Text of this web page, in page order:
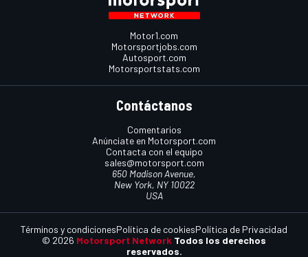
Motor1.com
Motorsportjobs.com
Autosport.com
Motorsportstats.com
Contáctanos
Comentarios
Anúnciate en Motorsport.com
Contacta con el equipo
sales@motorsport.com
650 Madison Avenue,
New York, NY 10022
USA
© 2026 Motorsport Network Todos los derechos
reservados.
Términos y condicionesPolítica de cookiesPolítica de Privacidad